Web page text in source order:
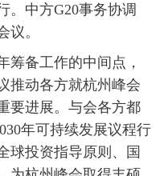
。中方G20事务协调
议。
备工作的中间点，
推动各方就杭州峰会
要进展。与会各方都
年可持续发展议程行
球投资指导原则、国